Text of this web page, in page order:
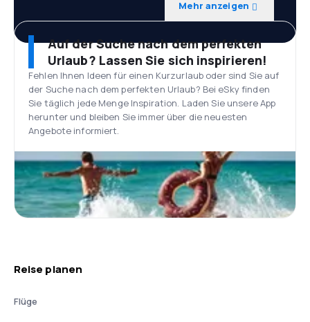
Mehr anzeigen
Auf der Suche nach dem perfekten
Urlaub? Lassen Sie sich inspirieren!
Fehlen Ihnen Ideen für einen Kurzurlaub oder sind Sie auf
der Suche nach dem perfekten Urlaub? Bei eSky finden
Sie täglich jede Menge Inspiration. Laden Sie unsere App
herunter und bleiben Sie immer über die neuesten
Angebote informiert.
Reise planen
Flüge